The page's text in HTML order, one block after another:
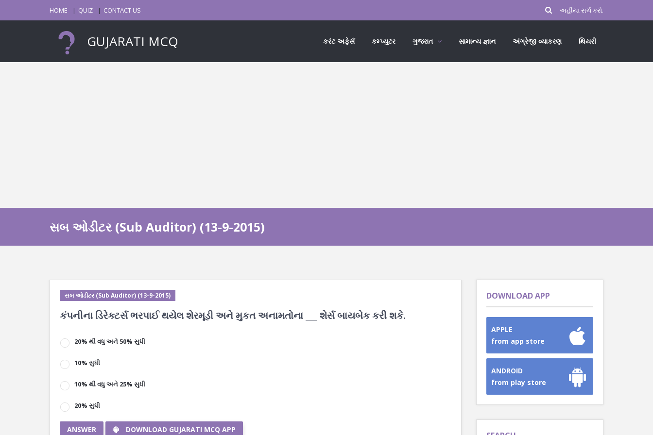
HOME QUIZ CONTACT US
GUJARATI MCQ કરંટ અફેર્સ કમ્પ્યુટર ગુજરાત સામાન્ય જ્ઞાન અંગ્રેજી વ્યાકરણ થિયરી
સબ ઓડીટર (Sub Auditor) (13-9-2015)
સબ ઓડીટર (Sub Auditor) (13-9-2015)
કંપનીના ડિરેક્ટર્સ ભરપાઈ થયેલ શેરમૂડી અને મુકત અનામતોના ___ શેર્સ બાયબેક કરી શકે.
20% થી વધુ અને 50% સુધી
10% સુધી
10% થી વધુ અને 25% સુધી
20% સુધી
ANSWER DOWNLOAD GUJARATI MCQ APP
DOWNLOAD APP
APPLE
from app store
ANDROID
from play store